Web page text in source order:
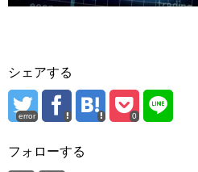
シェアする
error 0
フォローする